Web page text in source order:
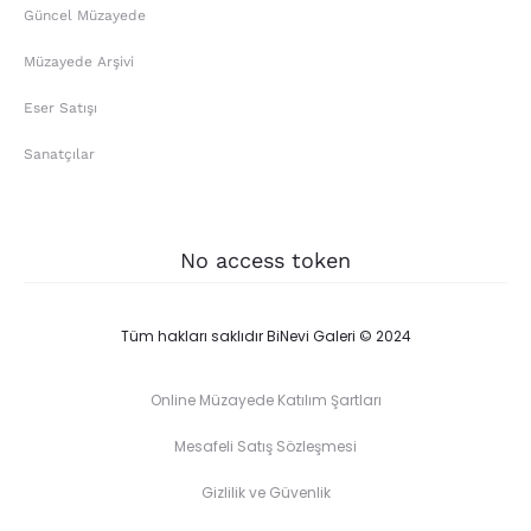
Güncel Müzayede
Müzayede Arşivi
Eser Satışı
Sanatçılar
No access token
Tüm hakları saklıdır BiNevi Galeri © 2024
Online Müzayede Katılım Şartları
Mesafeli Satış Sözleşmesi
Gizlilik ve Güvenlik